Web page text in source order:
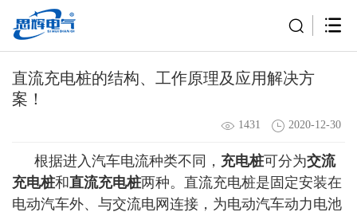
直流充电桩的结构、工作原理及应用解决方
案！
1431 2020-12-30
根据进入汽车电流种类不同， 充电桩可分为交流
充电桩和直流充电桩两种。直流充电桩是固定安装在
电动汽车外、与交流电网连接，为电动汽车动力电池